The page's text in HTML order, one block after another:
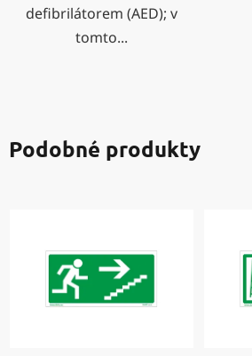
defibrilátorem (AED); v
tomto...
Podobné produkty